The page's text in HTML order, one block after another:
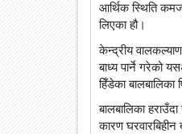
आर्थिक स्थिति
लिएका हौ।
केन्द्रीय
बाध्य पार्ने गरेको
हिँडेका
बालबालिका
कारण